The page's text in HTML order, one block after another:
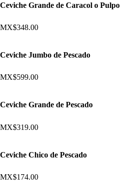
Ceviche Grande de Caracol o Pulpo
MX$348.00
Ceviche Jumbo de Pescado
MX$599.00
Ceviche Grande de Pescado
MX$319.00
Ceviche Chico de Pescado
MX$174.00